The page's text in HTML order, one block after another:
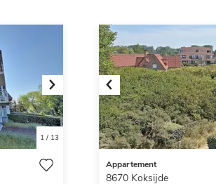
Next
1 / 13
Previous
Appartement
8670 Koksijde